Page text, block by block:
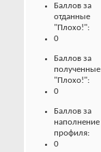
Баллов за
отданные
"Плохо!":
0
Баллов за
полученные
"Плохо!":
0
Баллов за
наполнение
профиля:
0